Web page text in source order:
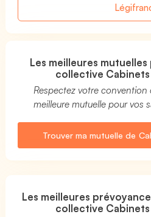
Les meilleures
collective
Respectez votre convention
meilleure mutuelle pour vos
Trouver ma mutuelle de
Les meilleures
collective